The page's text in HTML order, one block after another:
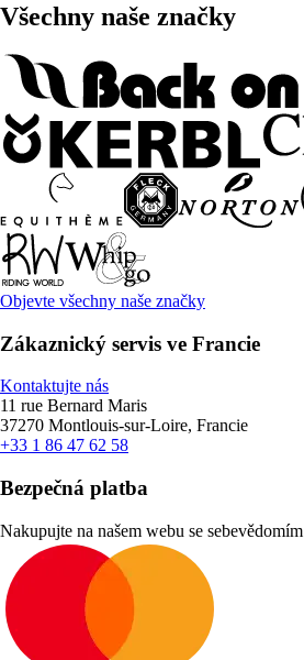
Všechny naše značky
Objevte všechny naše značky
Zákaznický servis ve Francie
Kontaktujte nás
11 rue Bernard Maris
37270 Montlouis-sur-Loire, Francie
+33 1 86 47 62 58
Bezpečná platba
Nakupujte na našem webu se sebevědomím